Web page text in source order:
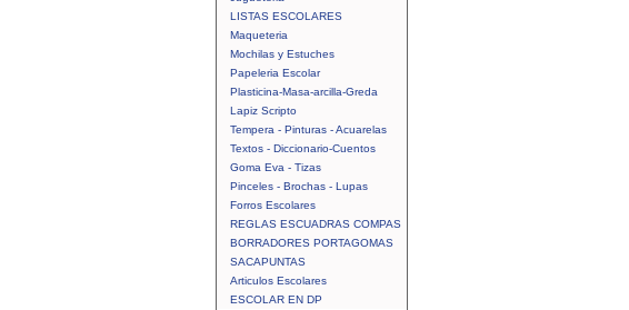
LISTAS ESCOLARES
Maqueteria
Mochilas y Estuches
Papeleria Escolar
Plasticina-Masa-arcilla-Greda
Lapiz Scripto
Tempera - Pinturas - Acuarelas
Textos - Diccionario-Cuentos
Goma Eva - Tizas
Pinceles - Brochas - Lupas
Forros Escolares
REGLAS ESCUADRAS COMPAS
BORRADORES PORTAGOMAS
SACAPUNTAS
Articulos Escolares
ESCOLAR EN DP